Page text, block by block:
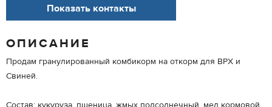
Показать контакты
ОПИСАНИЕ
Продам гранулированный комбикорм на откорм для ВРХ и
Свиней.